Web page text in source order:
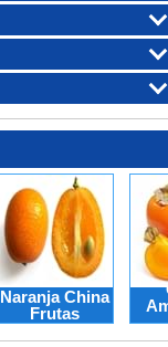
Naranja China
Frutas